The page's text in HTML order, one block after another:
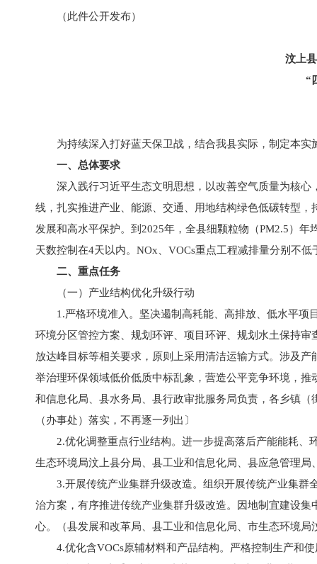
（此件公开发布）
汶上
“
为持续深入打好蓝天保卫战，结合我县实际，制定本实
一、总体要求
深入践行习近平生态文明思想，以改善空气质量为核
线，扎实推进产业、能源、交通、用地结构绿色低碳转型
发展和高水平保护。到2025年，全县细颗粒物（PM2.5）
天数控制在4天以内。NOx、VOCs重点工程减排量分别不低
二、重点任务
（一）产业结构优化升级行动
1.严格环境准入。坚决遏制高耗能、高排放、低水平
环境分区管控方案、规划环评、项目环评、规划水土保持
放达峰目标等相关要求，原则上采用清洁运输方式。涉及
举治理环保领域低价低质中标乱象，营造公平竞争环境，
和信息化局、县水务局、县行政审批服务局负责，各乡镇
（办事处）落实，不再逐一列出〕
2.优化调整重点行业结构。进一步提高落后产能能耗
生态环境局汶上县分局、县工业和信息化局、县应急管理
3.开展传统产业集群升级改造。组织开展传统产业集
治方案，有序推进传统产业集群升级改造。因地制宜建设
心。（县发展和改革局、县工业和信息化局、市生态环境
4.优化含VOCs原辅材料和产品结构。严格控制生产和